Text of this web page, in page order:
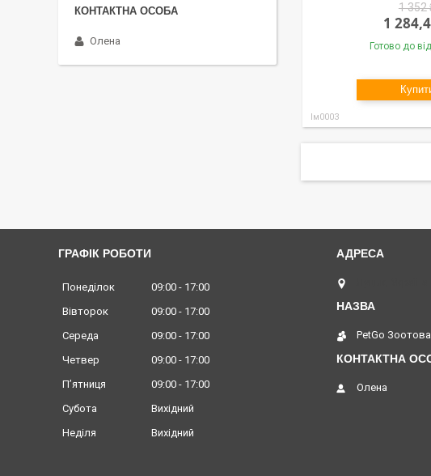
1 352
1
Готово до
Ім0003
Олена
ГРАФІК РОБОТИ
Понеділок 09:00
17:00
Вівторок
09:00
17:00
Середа
09:00
17:00
Четвер
09:00
17:00
Пʼятниця
09:00
17:00
Субота
Вихідний
Неділя
Вихідний
PetGo
Олена